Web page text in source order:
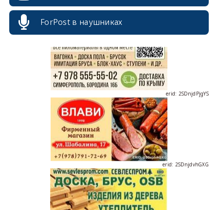
ForPost в наушниках
erid: 2SDnjdPjgYS
erid: 2SDnjdvhGXG